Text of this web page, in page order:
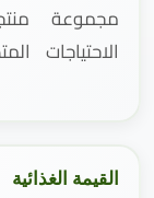
مجموعة
الاحتياجات
القيمة الغذائية